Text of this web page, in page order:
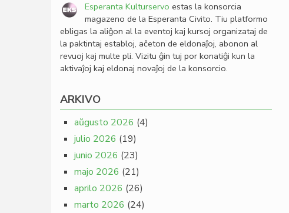
Esperanta Kulturservo estas la konsorcia
magazeno de la Esperanta Civito. Tiu platformo
ebligas la aliĝon al la eventoj kaj kursoj organizataj de
la paktintaj establoj, aĉeton de eldonaĵoj, abonon al
revuoj kaj multe pli. Vizitu ĝin tuj por konatiĝi kun la
aktivaĵoj kaj eldonaj novaĵoj de la konsorcio.
ARKIVO
aŭgusto 2026 (4)
julio 2026 (19)
junio 2026 (23)
majo 2026 (21)
aprilo 2026 (26)
marto 2026 (24)